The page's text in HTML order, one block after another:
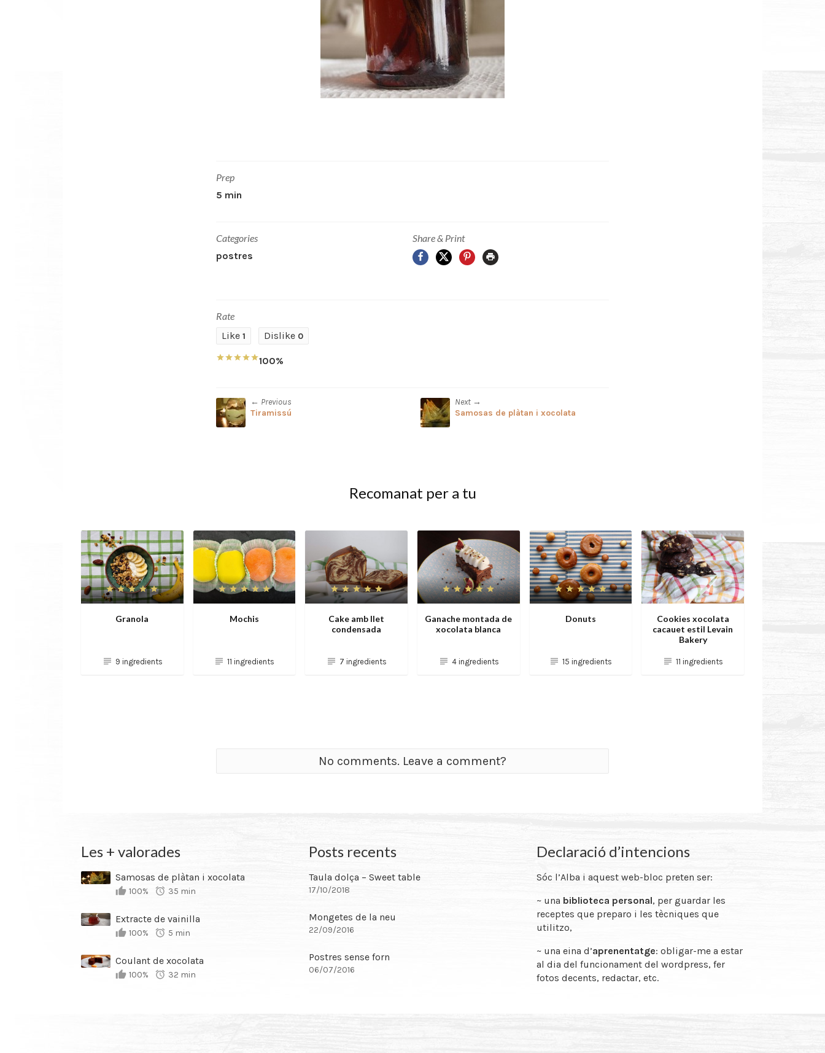
Prep
5 min
Categories
postres
Share & Print
Facebook
X Pinterest
Print
Rate
Like 1 Dislike 0
100%
← Previous
Tiramissú
Next →
Samosas de plàtan i xocolata
Recomanat per a tu
Granola
9 ingredients
Mochis
11 ingredients
Cake amb llet
condensada
7 ingredients
Ganache montada de
xocolata blanca
4 ingredients
Donuts
15 ingredients
Cookies xocolata
cacauet estil Levain
Bakery
11 ingredients
No comments. Leave a comment?
Les + valorades
Samosas de plàtan i xocolata
100% 35 min
Extracte de vainilla
100% 5 min
Coulant de xocolata
100% 32 min
Posts recents
Taula dolça – Sweet table
17/10/2018
Mongetes de la neu
22/09/2016
Postres sense forn
06/07/2016
Declaració d’intencions
Sóc l’Alba i aquest web-bloc preten ser:
~ una biblioteca personal, per guardar les
receptes que preparo i les tècniques que
utilitzo,
~ una eina d’aprenentatge: obligar-me a estar
al dia del funcionament del wordpress, fer
fotos decents, redactar, etc.